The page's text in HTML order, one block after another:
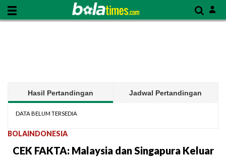
Hasil Pertandingan Jadwal Pertandingan
DATA BELUM TERSEDIA
BOLAINDONESIA
CEK FAKTA: Malaysia dan Singapura Keluar